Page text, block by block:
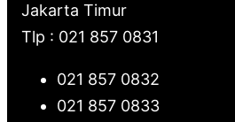
Jakarta Timur
Tlp : 021 857 0831
021 857 0832
021 857 0833